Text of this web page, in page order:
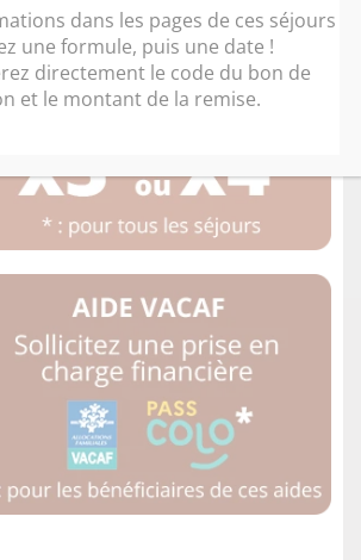
dans les pages de ces séjours
une formule, puis une date !
directement le code du bon de
et le montant de la remise.